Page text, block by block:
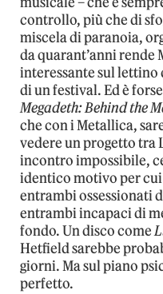
controllo, più che di
miscela di paranoia,
da quarant’anni rende
interessante sul lettino
di un festival. Ed è
Megadeth: Behind the
che con i Metallica,
vedere un progetto tra
incontro impossibile,
identico motivo per
entrambi ossessionati
entrambi incapaci di
fondo. Un disco come
Hetfield sarebbe
giorni. Ma sul piano
perfetto.